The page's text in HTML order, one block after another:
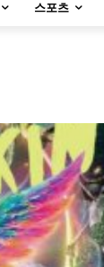
청지역 세종지역
청지역 세종지역
스포츠